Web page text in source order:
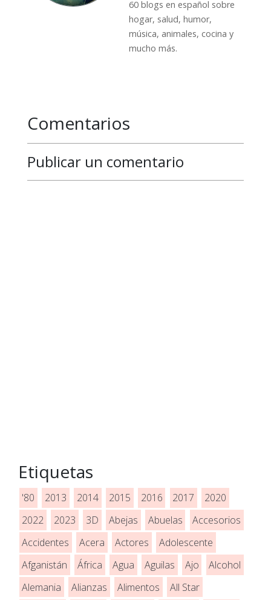
60 blogs en español sobre
hogar, salud, humor,
música, animales, cocina y
mucho más.
Comentarios
Publicar un comentario
Etiquetas
'80 2013 2014 2015 2016 2017
2020
2022
2023 3D Abejas Abuelas
Accesorios
Accidentes
Acera Actores
Adolescente
Afganistán
África Agua Aguilas Ajo
Alcohol
Alemania
Alianzas Alimentos
All Star